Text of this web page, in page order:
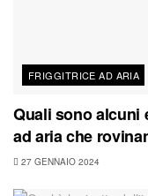
FRIGGITRICE AD ARIA
Quali sono alcuni
ad aria che
27 GENNAIO 2024